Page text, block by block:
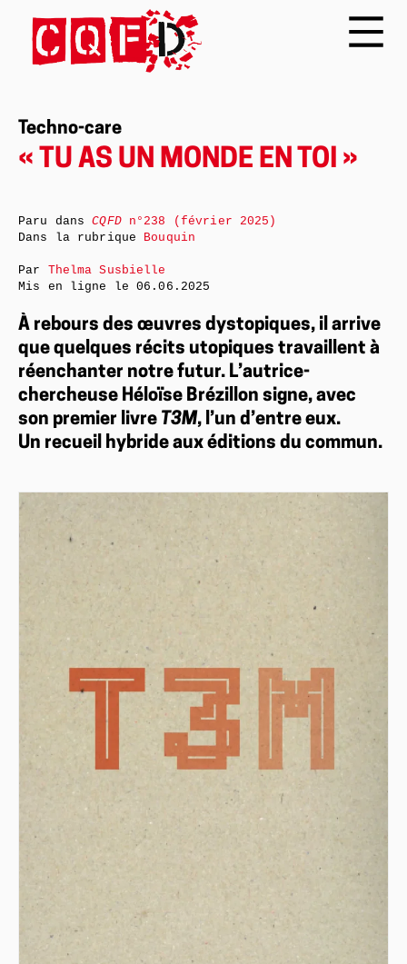
Techno-care
« TU AS UN MONDE EN TOI »
À rebours des œuvres dystopiques, il arrive
que quelques récits utopiques travaillent à
réenchanter notre futur. L’autrice-
chercheuse Héloïse Brézillon signe, avec
son premier livre T3M, l’un d’entre eux.
Un recueil hybride aux éditions du commun.
Paru dansCQFDn°238 (février 2025)
Dans la rubrique Bouquin
Par Thelma Susbielle
Mis en ligne le06.06.2025